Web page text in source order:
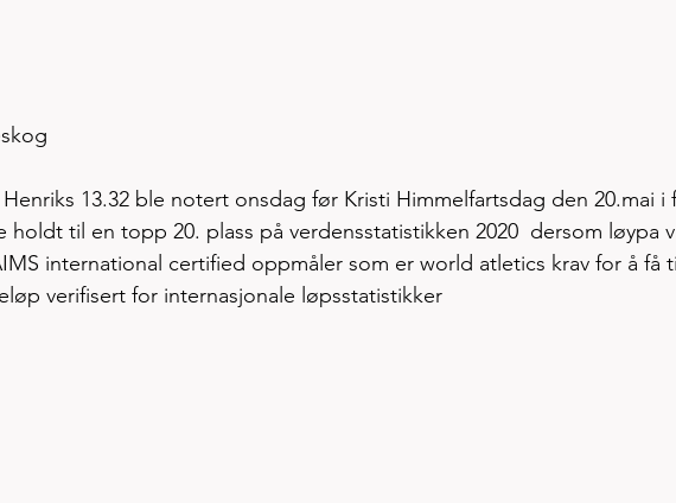
13.32 ble notert onsdag før Kristi Himmelfartsdag den 20.mai i
holdt til en topp 20. plass på verdensstatistikken 2020  dersom løypa
international certified oppmåler som er world atletics krav for å få
verifisert for internasjonale løpsstatistikker